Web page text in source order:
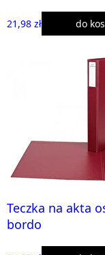
21,98 zł do
Teczka na akta
bordo